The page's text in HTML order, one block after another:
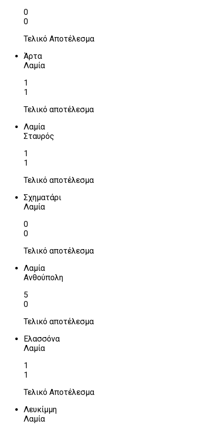
0
0
Τελικό Αποτέλεσμα
Άρτα
Λαμία
1
1
Τελικό αποτέλεσμα
Λαμία
Σταυρός
1
1
Τελικό αποτέλεσμα
Σχηματάρι
Λαμία
0
0
Τελικό αποτέλεσμα
Λαμία
Ανθούπολη
5
0
Τελικό αποτέλεσμα
Ελασσόνα
Λαμία
1
1
Τελικό Αποτέλεσμα
Λευκίμμη
Λαμία